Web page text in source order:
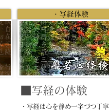
・写経体験
■写経の体験
・写経は心を静め一字づつ丁